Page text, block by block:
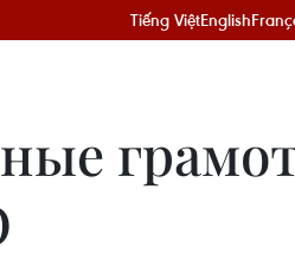
Tiếng ViệtEnglish